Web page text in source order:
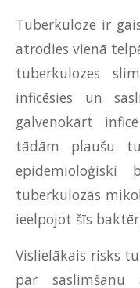
Tuberkuloze ir
atrodies vienā
tuberkulozes
inficēsies un
galvenokārt
tādām plaušu
tuberkulozās
ieelpojot šīs
Vislielākais risks
par